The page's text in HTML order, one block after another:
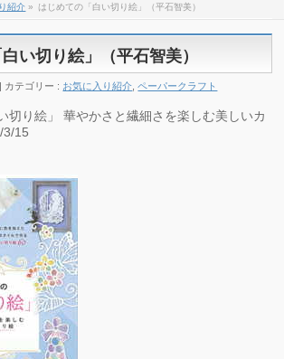
紹介 » はじめての「白い切り絵」（平石智美）
い切り絵」（平石智美）
カテゴリー : お気に入り紹介 ,ペーパークラフト
切り絵」 華やかさと繊細さを楽しむ美しいカ
3/15